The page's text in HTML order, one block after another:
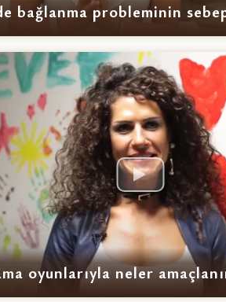
bağlanma probleminin
oyunlarıyla neler